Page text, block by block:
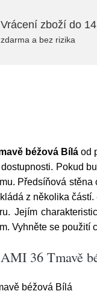
Vrácení zboží do
zdarma a bez rizika
béžová Bíláod
Pokud
Předsíňová
z několika
Jejím
Vyhněte se použití
36 Tmavě
béžová Bílá